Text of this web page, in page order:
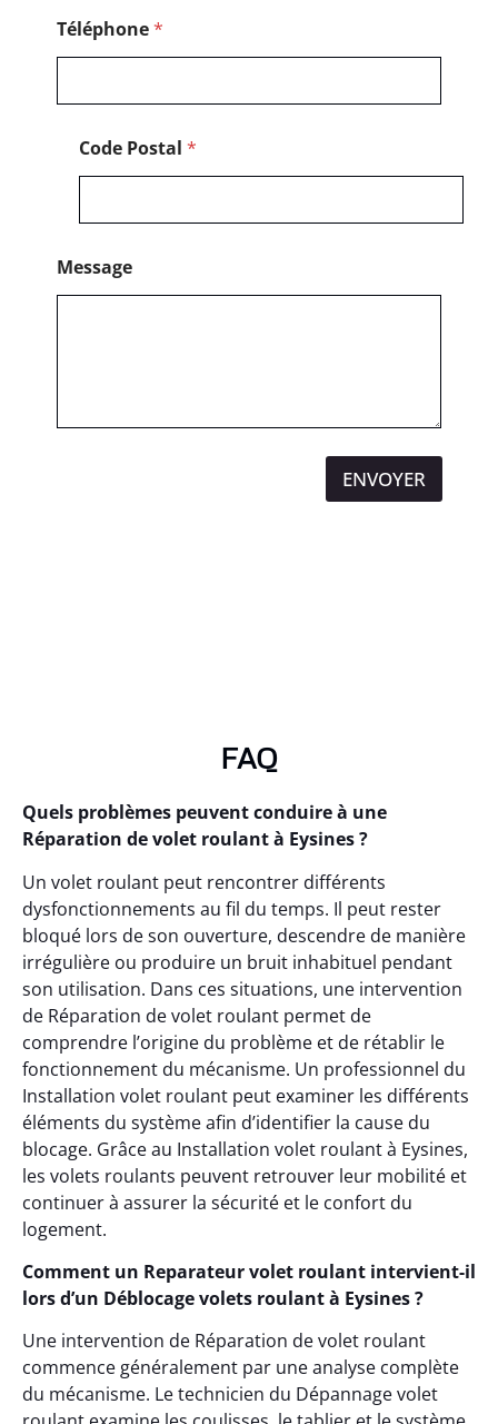
Téléphone*
Code Postal *
Message
ENVOYER
FAQ
Quels problèmes peuvent conduire à une
Réparation de volet roulant à Eysines ?
Un volet roulant peut rencontrer différents
dysfonctionnements au fil du temps. Il peut rester
bloqué lors de son ouverture, descendre de manière
irrégulière ou produire un bruit inhabituel pendant
son utilisation. Dans ces situations, une intervention
de Réparation de volet roulant permet de
comprendre l’origine du problème et de rétablir le
fonctionnement du mécanisme. Un professionnel du
Installation volet roulant peut examiner les différents
éléments du système afin d’identifier la cause du
blocage. Grâce au Installation volet roulant à Eysines,
les volets roulants peuvent retrouver leur mobilité et
continuer à assurer la sécurité et le confort du
logement.
Comment un Reparateur volet roulant intervient-il
lors d’un Déblocage volets roulant à Eysines ?
Une intervention de Réparation de volet roulant
commence généralement par une analyse complète
du mécanisme. Le technicien du Dépannage volet